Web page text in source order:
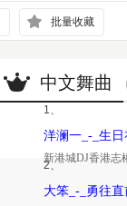
批量收藏
中文舞曲
1、
新港城DJ香港志
2、